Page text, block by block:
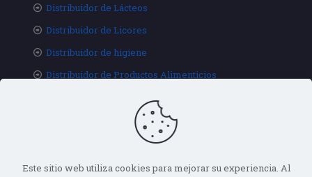
Distribuidor de Lácteos
Distribuidor de Licores
Distribuidor de higiene
Distribuidor de Productos Alimenticios
Este sitio web utiliza cookies para mejorar su experiencia. Al